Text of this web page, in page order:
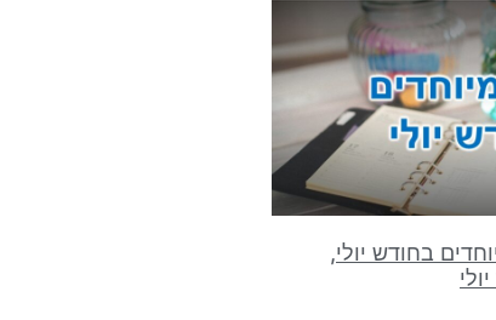
בחודש יולי,